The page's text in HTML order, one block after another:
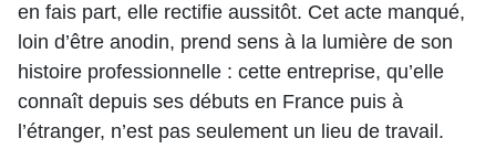
en fais part, elle rectifie aussitôt. Cet acte manqué,
loin d’être anodin, prend sens à la lumière de son
histoire professionnelle : cette entreprise, qu’elle
connaît depuis ses débuts en France puis à
l’étranger, n’est pas seulement un lieu de travail.